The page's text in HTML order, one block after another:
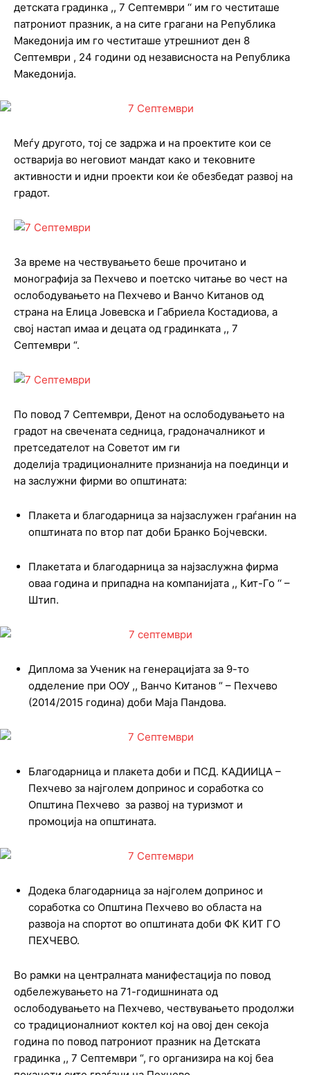
детската градинка ,, 7 Септември ‘‘ им го честиташе
патрониот празник, а на сите грагани на Република
Македонија им го честиташе утрешниот ден 8
Септември , 24 години од независноста на Република
Македонија.
Меѓу другото, тој се задржа и на проектите кои се
остварија во неговиот мандат како и тековните
активности и идни проекти кои ќе обезбедат развој на
градот.
За време на чествувањето беше прочитано и
монографија за Пехчево и поетско читање во чест на
ослободувањето на Пехчево и Ванчо Китанов од
страна на Елица Јовевска и Габриела Костадиова, а
свој настап имаа и децата од градинката ,, 7
Септември “.
По повод 7 Септември, Денот на ослободувањето на
градот на свечената седница, градоначалникот и
претседателот на Советот им ги
доделија традиционалните признанија на поединци и
на заслужни фирми во општината:
Плакета и благодарница за најзаслужен граѓанин на
општината по втор пат доби Бранко Бојчевски.
Плакетата и благодарница за најзаслужна фирма
оваа година и припадна на компанијата ,, Кит-Го ‘‘ –
Штип.
Диплома за Ученик на генерацијата за 9-то
одделение при ООУ ,, Ванчо Китанов “ – Пехчево
(2014/2015 година) доби Маја Пандова.
Благодарница и плакета доби и ПСД. КАДИИЦА –
Пехчево за најголем допринос и соработка со
Општина Пехчево за развој на туризмот и
промоција на општината.
Додека благодарница за најголем допринос и
соработка со Општина Пехчево во областа на
развоја на спортот во општината доби ФК КИТ ГО
ПЕХЧЕВО.
Во рамки на централната манифестација по повод
одбележувањето на 71-годишнината од
ослободувањето на Пехчево, чествувањето продолжи
со традиционалниот коктел кој на овој ден секоја
година по повод патрониот празник на Детската
градинка ,, 7 Септември “, го организира на кој беа